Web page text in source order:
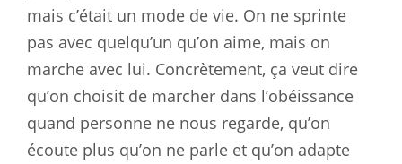
mais c’était un mode de vie. On ne sprinte
pas avec quelqu’un qu’on aime, mais on
marche avec lui. Concrètement, ça veut dire
qu’on choisit de marcher dans l’obéissance
quand personne ne nous regarde, qu’on
écoute plus qu’on ne parle et qu’on adapte